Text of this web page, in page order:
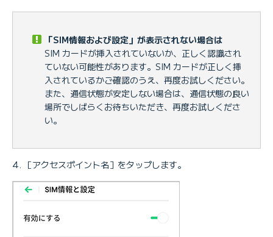
「SIM情報および設定」が表示されない場合は
SIM カードが挿入されていないか、正しく認識され
ていない可能性があります。SIM カードが正しく挿
入されているかご確認のうえ、再度お試しください。
また、通信状態が安定しない場合は、通信状態の良い
場所でしばらくお待ちいただき、再度お試しくださ
い。
［アクセスポイント名］をタップします。